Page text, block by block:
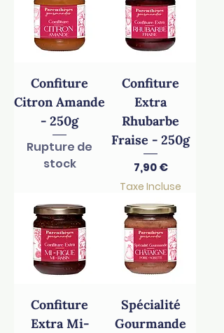
Confiture
Citron Amande
- 250g
Rupture de
stock
Confiture
Extra
Rhubarbe
Fraise - 250g
Prix
7,90 €
Taxe Incluse
Confiture
Extra Mi-
Spécialité
Gourmande